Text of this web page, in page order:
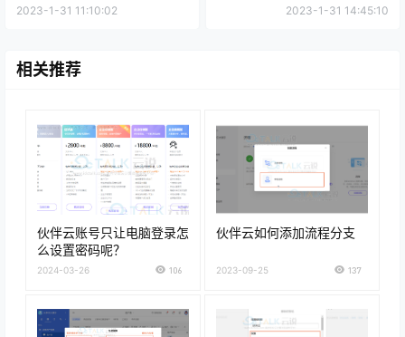
2023-1-31 11:10:02 2023-1-31 14:45:10
相关推荐
伙伴云账号只让电脑登录怎
么设置密码呢？
2024-03-26 106
伙伴云如何添加流程分支
2023-09-25 137